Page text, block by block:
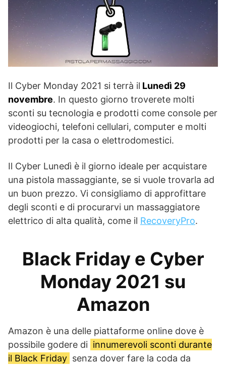
Il Cyber Monday 2021 si terrà il Lunedì 29
novembre. In questo giorno troverete molti
sconti su tecnologia e prodotti come console per
videogiochi, telefoni cellulari, computer e molti
prodotti per la casa o elettrodomestici.
Il Cyber Lunedì è il giorno ideale per acquistare
una pistola massaggiante, se si vuole trovarla ad
un buon prezzo. Vi consigliamo di approfittare
degli sconti e di procurarvi un massaggiatore
elettrico di alta qualità, come il RecoveryPro.
Black Friday e Cyber
Monday 2021 su
Amazon
Amazon è una delle piattaforme online dove è
possibile godere di innumerevoli sconti durante
il Black Friday senza dover fare la coda da